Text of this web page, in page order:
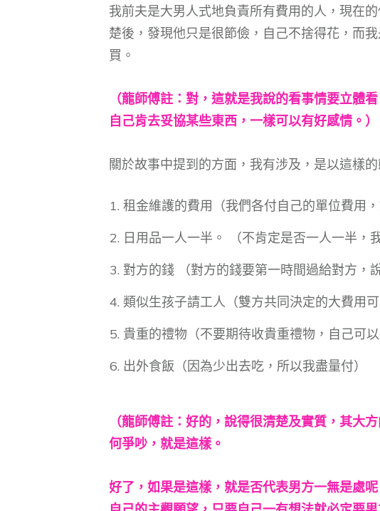
我前夫是大男人式地負責所有費用的人，現在
楚後，發現他只是很節儉，自己不捨得花，而
買。
（龍師傅註：對，這就是我說的看事情要立體
自己肯去妥協某些東西，一樣可以有好感情。）
關於故事中提到的方面，我有涉及，是以這樣的
租金維護的費用（我們各付自己的單位費用
日用品一人一半。 （不肯定是否一人一半，
對方的錢 （對方的錢要第一時間過給對方，
類似生孩子請工人（雙方共同決定的大費用可
貴重的禮物（不要期待收貴重禮物，自己可
出外食飯（因為少出去吃，所以我盡量付）
（龍師傅註：好的，說得很清楚及實質，其大
何爭吵，就是這樣。
好了，如果是這樣，就是否代表男方一無是處